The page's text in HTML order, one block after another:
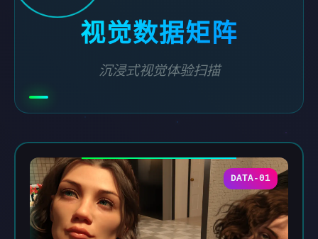
视觉数据矩阵
沉浸式视觉体验扫描
DATA-01